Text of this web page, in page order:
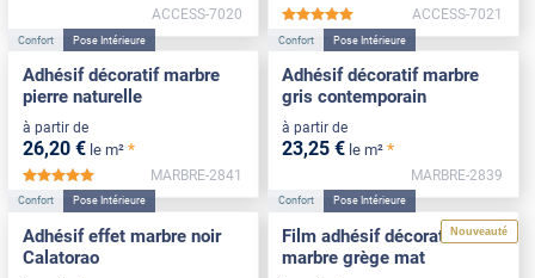
ACCESS-7020 ACCESS-7021
Confort Pose Intérieure
Adhésif décoratif marbre
pierre naturelle
à partir de
26,20 € le m² *
*****
MARBRE-2841
Confort Pose Intérieure
Adhésif décoratif marbre
gris contemporain
à partir de
23,25 € le m² *
MARBRE-2839
Confort Pose Intérieure
Adhésif effet marbre noir
Calatorao
Nouveauté
Confort Pose Intérieure
Film adhésif décoratif effet
marbre grège mat